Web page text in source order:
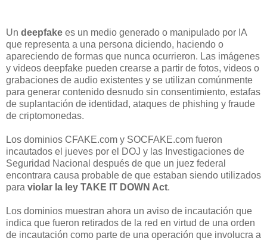
Un deepfake es un medio generado o manipulado por IA
que representa a una persona diciendo, haciendo o
apareciendo de formas que nunca ocurrieron. Las imágenes
y videos deepfake pueden crearse a partir de fotos, videos o
grabaciones de audio existentes y se utilizan comúnmente
para generar contenido desnudo sin consentimiento, estafas
de suplantación de identidad, ataques de phishing y fraude
de criptomonedas.
Los dominios CFAKE.com y SOCFAKE.com fueron
incautados el jueves por el DOJ y las Investigaciones de
Seguridad Nacional después de que un juez federal
encontrara causa probable de que estaban siendo utilizados
para violar la ley TAKE IT DOWN Act.
Los dominios muestran ahora un aviso de incautación que
indica que fueron retirados de la red en virtud de una orden
de incautación como parte de una operación que involucra a